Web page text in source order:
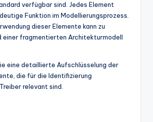
verfügbar sind. Jedes Element
Funktion im Modellierungsprozess.
dieser Elemente kann zu
einer fragmentierten Architekturmodell
eine detaillierte Aufschlüsselung der
die für die Identifizierung
relevant sind.